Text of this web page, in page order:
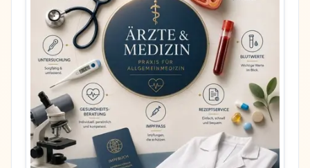
Frankfurt am Main
Adresse
Sandweg 109
PLZ
60316
Telefon
069433780
Sprachen
Deutsch, Persisch
Zahlung